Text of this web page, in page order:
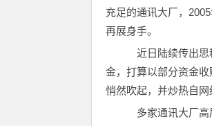
充足的通讯大厂，
再展身手。
近日陆续传出思
金，打算以部分资金
悄然吹起，并炒热自网
多家通讯大厂高